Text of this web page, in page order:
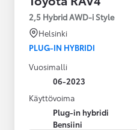
2,5 Hybrid AWD-i Style
Helsinki
PLUG-IN HYBRIDI
Vuosimalli
06-2023
Käyttövoima
Plug-in hybridi
Bensiini